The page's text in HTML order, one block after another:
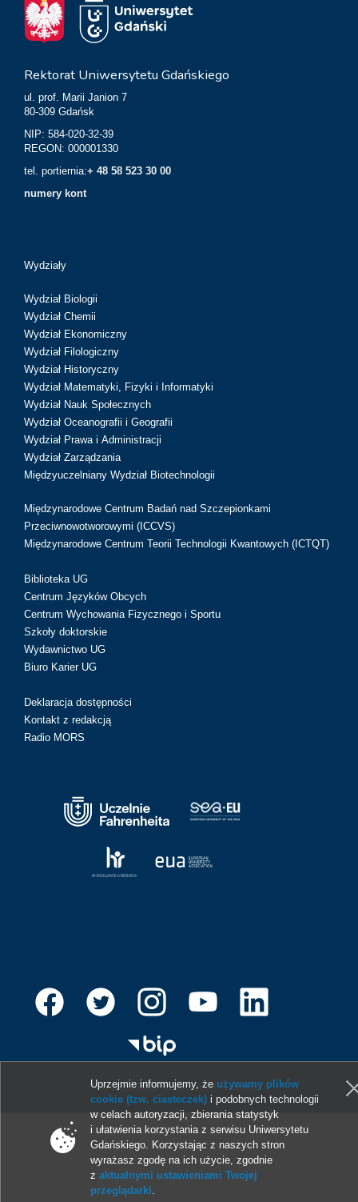
Rektorat Uniwersytetu Gdańskiego
ul. prof. Marii Janion 7
80-309 Gdańsk
NIP: 584-020-32-39
REGON: 000001330
tel. portiernia:+ 48 58 523 30 00
numery kont
Wydziały
Wydział Biologii
Wydział Chemii
Wydział Ekonomiczny
Wydział Filologiczny
Wydział Historyczny
Wydział Matematyki, Fizyki i Informatyki
Wydział Nauk Społecznych
Wydział Oceanografii i Geografii
Wydział Prawa i Administracji
Wydział Zarządzania
Międzyuczelniany Wydział Biotechnologii
Międzynarodowe Centrum Badań nad Szczepionkami
Przeciwnowotworowymi (ICCVS)
Międzynarodowe Centrum Teorii Technologii Kwantowych (ICTQT)
Biblioteka UG
Centrum Języków Obcych
Centrum Wychowania Fizycznego i Sportu
Szkoły doktorskie
Wydawnictwo UG
Biuro Karier UG
Deklaracja dostępności
Kontakt z redakcją
Radio MORS
© 2013-2026 Uniwersytet Gdański
Uprzejmie informujemy, że używamy plików
cookie (tzw. ciasteczek) i podobnych technologii
w celach autoryzacji, zbierania statystyk
i ułatwienia korzystania z serwisu Uniwersytetu
Gdańskiego. Korzystając z naszych stron
wyrażasz zgodę na ich użycie, zgodnie
zaktualnymi ustawieniami Twojej
przeglądarki.